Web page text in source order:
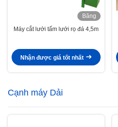
Băng
hình
Máy cắt lưới tấm lưới rọ đá 4,5m
Nhận được giá tốt nhất
Cạnh máy Dải